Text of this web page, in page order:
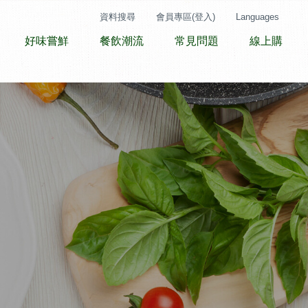
好味嘗鮮 餐飲潮流 常見問題 線上購
資料搜尋 會員專區(登入) Languages